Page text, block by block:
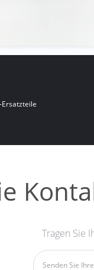
Ersatzteile
Tragen Sie